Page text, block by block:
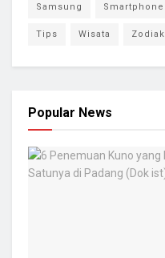
Samsung Smartphone
Tips Wisata Zodiak
Popular News